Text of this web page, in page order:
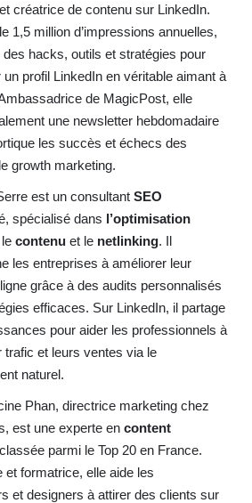
et créatrice de contenu sur LinkedIn.
1,5 million d’impressions annuelles,
des hacks, outils et stratégies pour
profil LinkedIn en véritable aimant à
de MagicPost, elle
une newsletter hebdomadaire
les succès et échecs des
growth marketing.
est un consultant SEO
spécialisé dans l’optimisation
contenu et le netlinking. Il
les entreprises à améliorer leur
grâce à des audits personnalisés
efficaces. Sur LinkedIn, il partage
pour aider les professionnels à
trafic et leurs ventes via le
naturel.
Phan, directrice marketing chez
est une experte en content
classée parmi le Top 20 en France.
et formatrice, elle aide les
et designers à attirer des clients sur